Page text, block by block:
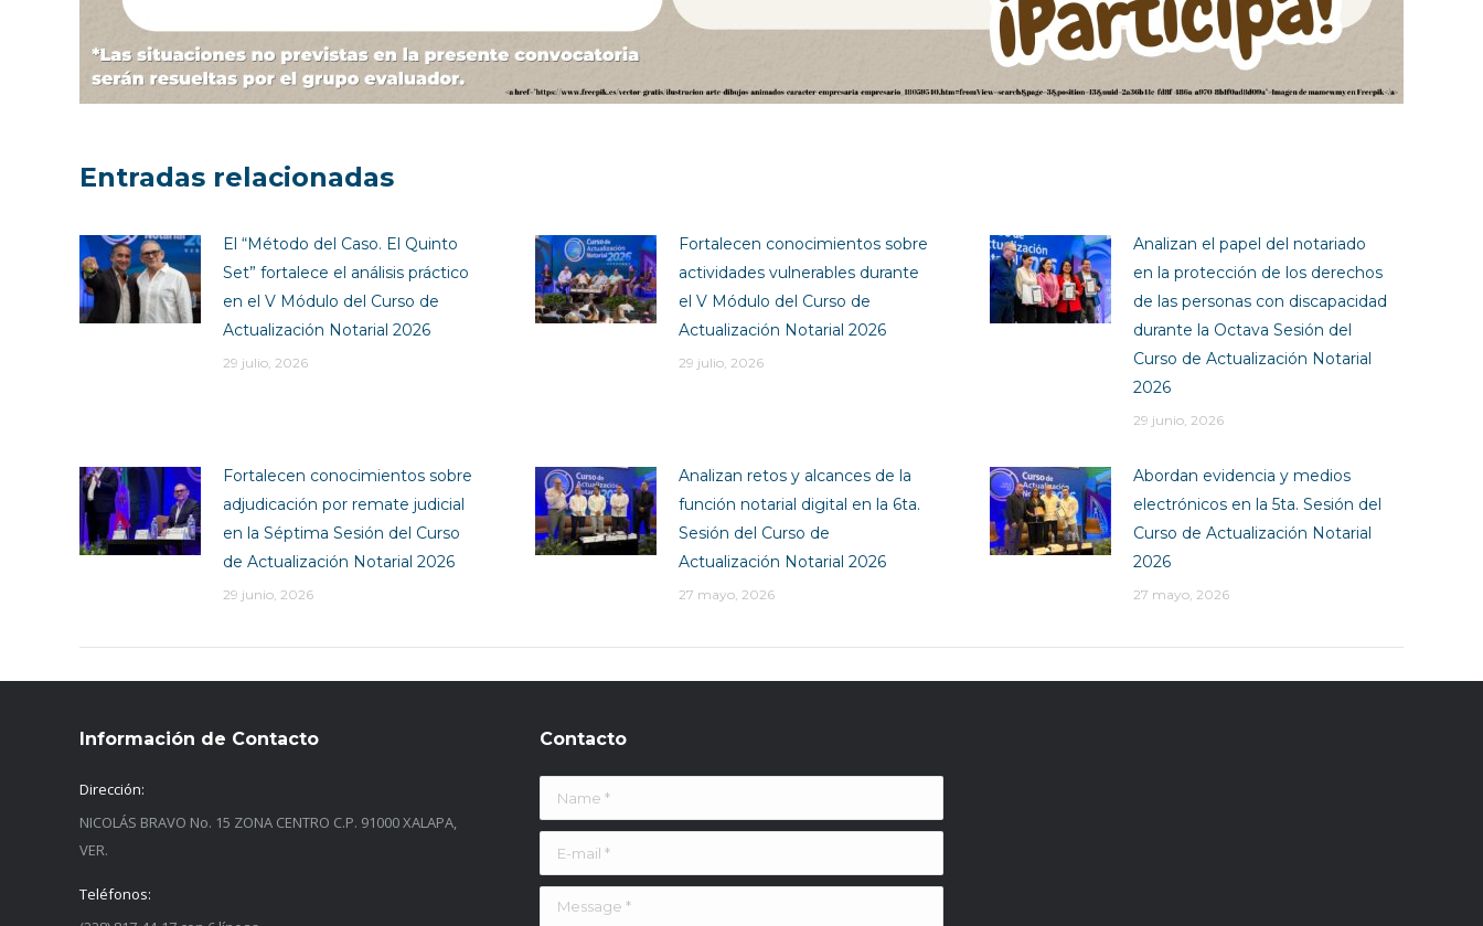
Entradas relacionadas
El “Método del Caso. El Quinto
Set” fortalece el análisis práctico
en el V Módulo del Curso de
Actualización Notarial 2026
29 julio, 2026
Fortalecen conocimientos sobre
actividades vulnerables durante
el V Módulo del Curso de
Actualización Notarial 2026
29 julio, 2026
Analizan el papel del notariado
en la protección de los derechos
de las personas con discapacidad
durante la Octava Sesión del
Curso de Actualización Notarial
2026
29 junio, 2026
Fortalecen conocimientos sobre
adjudicación por remate judicial
en la Séptima Sesión del Curso
de Actualización Notarial 2026
29 junio, 2026
Analizan retos y alcances de la
función notarial digital en la 6ta.
Sesión del Curso de
Actualización Notarial 2026
27 mayo, 2026
Abordan evidencia y medios
electrónicos en la 5ta. Sesión del
Curso de Actualización Notarial
2026
27 mayo, 2026
Información de Contacto
Dirección:
NICOLÁS BRAVO No. 15 ZONA CENTRO C.P. 91000 XALAPA,
VER.
Teléfonos:
Contacto
Name *
E-mail *
Message *